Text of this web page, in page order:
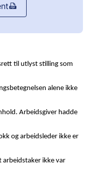
til utlyst stilling som
alene ikke
Arbeidsgiver hadde
og arbeidsleder ikke er
arbeidstaker ikke var